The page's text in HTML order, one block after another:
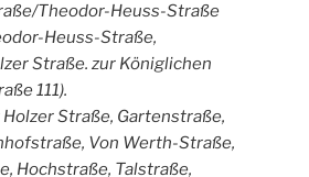
Theodor-Heuss-Straße
Heuss-Straße,
Straße. zur Königlichen
111).
Straße, Gartenstraße,
Von Werth-Straße,
Hochstraße, Talstraße,